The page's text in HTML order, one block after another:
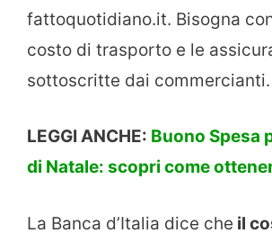
fattoquotidiano.it. Bisogna
costo di trasporto e le
sottoscritte dai commercianti.
LEGGI ANCHE: Buono Spesa
di Natale: scopri come
La Banca d’Italia dice che il